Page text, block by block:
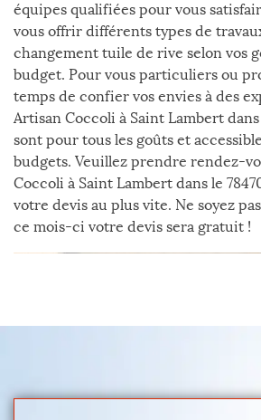
équipes qualifiées pour vous
vous offrir différents types de
changement tuile de rive selon vos
budget. Pour vous particuliers ou
temps de confier vos envies à des
Artisan Coccoli à Saint Lambert
sont pour tous les goûts et
budgets. Veuillez prendre rendez-
Coccoli à Saint Lambert dans le
votre devis au plus vite. Ne soyez
ce mois-ci votre devis sera gratuit !